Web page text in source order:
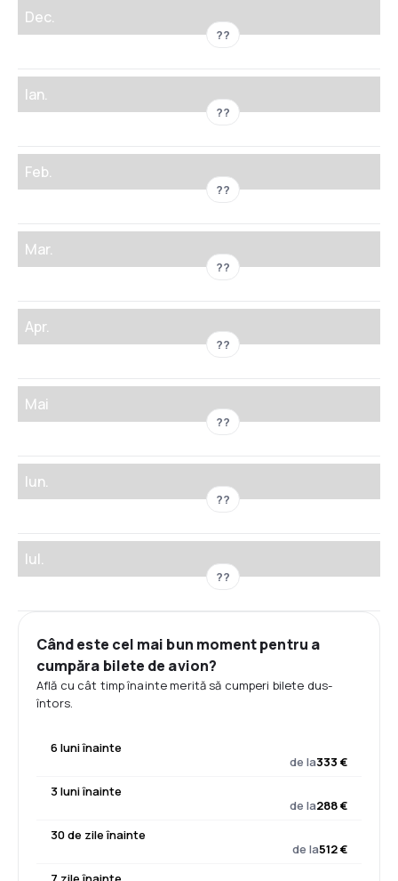
Dec.
??
Ian.
??
Feb.
??
Mar.
??
Apr.
??
Mai
??
Iun.
??
Iul.
??
Când este cel mai bun moment pentru a
cumpăra bilete de avion?
Află cu cât timp înainte merită să cumperi bilete dus-
întors.
6 luni înainte
de la333 €
3 luni înainte
de la288 €
30 de zile înainte
de la512 €